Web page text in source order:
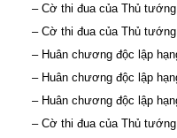
– Cờ thi đua của Thủ
– Cờ thi đua của Thủ
– Huân chương độc lập
– Huân chương độc lập
– Huân chương độc lập
– Cờ thi đua của Thủ